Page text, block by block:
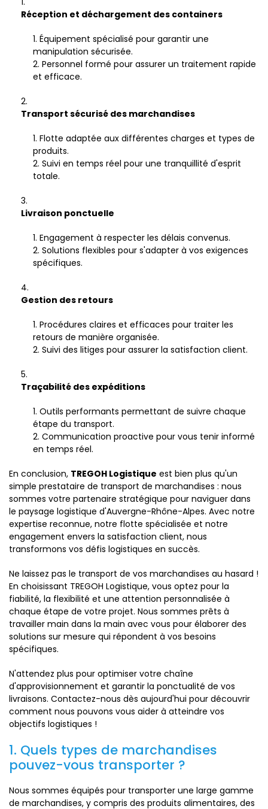
Réception et déchargement des containers
Équipement spécialisé pour garantir une
manipulation sécurisée.
Personnel formé pour assurer un traitement rapide
et efficace.
Transport sécurisé des marchandises
Flotte adaptée aux différentes charges et types de
produits.
Suivi en temps réel pour une tranquillité d'esprit
totale.
Livraison ponctuelle
Engagement à respecter les délais convenus.
Solutions flexibles pour s'adapter à vos exigences
spécifiques.
Gestion des retours
Procédures claires et efficaces pour traiter les
retours de manière organisée.
Suivi des litiges pour assurer la satisfaction client.
Traçabilité des expéditions
Outils performants permettant de suivre chaque
étape du transport.
Communication proactive pour vous tenir informé
en temps réel.
En conclusion, TREGOH Logistique est bien plus qu'un
simple prestataire de transport de marchandises : nous
sommes votre partenaire stratégique pour naviguer dans
le paysage logistique d'Auvergne-Rhône-Alpes. Avec notre
expertise reconnue, notre flotte spécialisée et notre
engagement envers la satisfaction client, nous
transformons vos défis logistiques en succès.
Ne laissez pas le transport de vos marchandises au hasard !
En choisissant TREGOH Logistique, vous optez pour la
fiabilité, la flexibilité et une attention personnalisée à
chaque étape de votre projet. Nous sommes prêts à
travailler main dans la main avec vous pour élaborer des
solutions sur mesure qui répondent à vos besoins
spécifiques.
N'attendez plus pour optimiser votre chaîne
d'approvisionnement et garantir la ponctualité de vos
livraisons. Contactez-nous dès aujourd'hui pour découvrir
comment nous pouvons vous aider à atteindre vos
objectifs logistiques !
1. Quels types de marchandises
pouvez-vous transporter ?
Nous sommes équipés pour transporter une large gamme
de marchandises, y compris des produits alimentaires, des